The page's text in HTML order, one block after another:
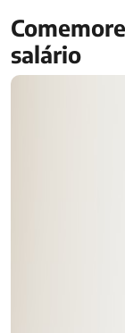
salário